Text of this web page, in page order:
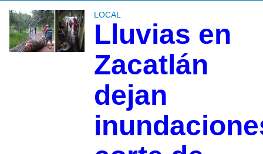
LOCAL
Lluvias en
Zacatlán
dejan